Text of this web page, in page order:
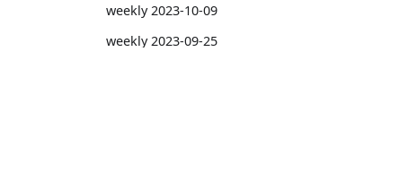
weekly 2023-10-09
weekly 2023-09-25